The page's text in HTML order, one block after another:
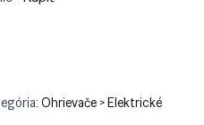
Ohrievače > Elektrické